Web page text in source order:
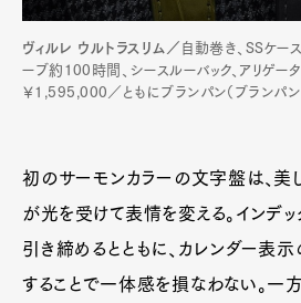
ヴィルレ ウルトラスリム／ 自動巻き、SSケー
ーブ約100時間、シースルーバック、アリゲー
￥1,595,000／ともにブランパン（ブランパン
初のサーモンカラーの文字盤は、美
が光を受けて表情を変える。インデ
引き締めるとともに、カレンダー表
することで一体感を損なわない。一